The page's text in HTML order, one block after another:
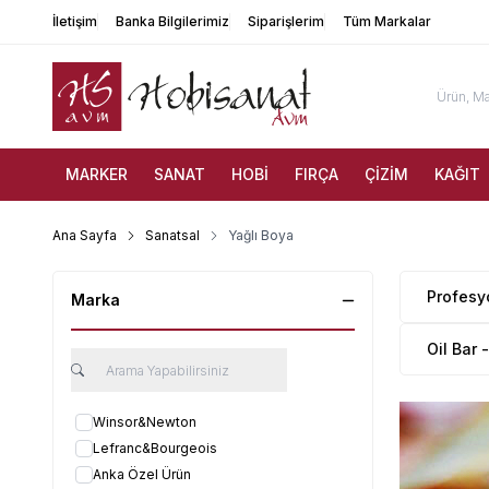
İletişim Banka Bilgilerimiz Siparişlerim Tüm Markalar
MARKER SANAT HOBİ FIRÇA ÇİZİM KAĞIT
Ana Sayfa Sanatsal Yağlı Boya
Marka
Winsor&Newton
Lefranc&Bourgeois
Anka Özel Ürün
Oil Bar